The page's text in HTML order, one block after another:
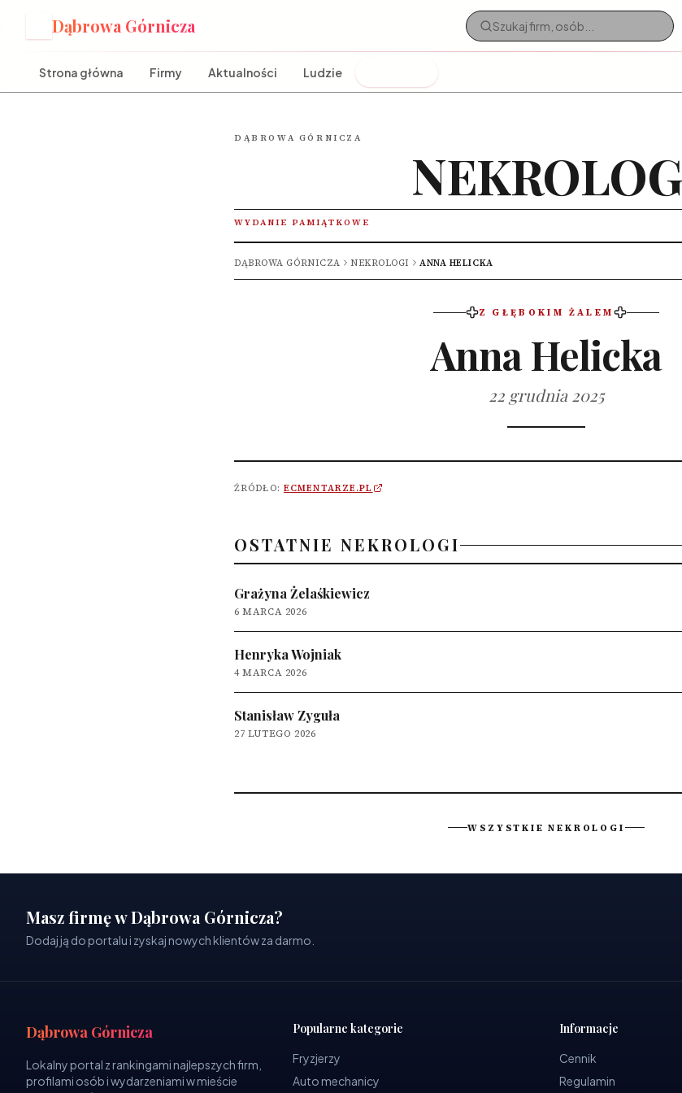
Dąbrowa Górnicza
Strona główna Firmy Aktualności Ludzie
DĄBROWA GÓRNICZA
NEKROLOG
WYDANIE PAMIĄTKOWE
DĄBROWA GÓRNICZA NEKROLOGI ANNA HELICKA
Z GŁĘBOKIM ŻALEM
Anna Helicka
22 grudnia 2025
ŹRÓDŁO: ECMENTARZE.PL
OSTATNIE NEKROLOGI
Grażyna Żelaśkiewicz
6 MARCA 2026
Henryka Wojniak
4 MARCA 2026
Stanisław Zyguła
27 LUTEGO 2026
WSZYSTKIE NEKROLOGI
Masz firmę w Dąbrowa Górnicza?
Dodaj ją do portalu i zyskaj nowych klientów za darmo.
Dąbrowa Górnicza
Lokalny portal z rankingami najlepszych firm,
profilami osób i wydarzeniami w mieście
Popularne kategorie
Fryzjerzy
Auto mechanicy
Informacje
Cennik
Regulamin